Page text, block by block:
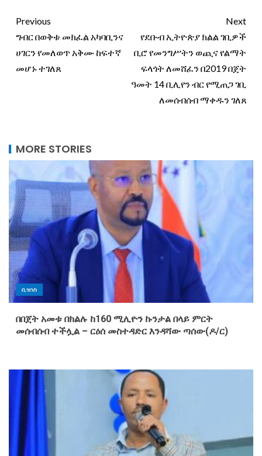
Previous
ግብር በወቅቱ መክፈል አካባቢንና
ሀገርን የመለወጥ አቅሙ ከፍተኛ
መሆኑ ተገለጸ
Next
የደቡብ ኢትዮጵያ ክልል ገቢዎች
ቢሮ የመንግሥትን ወጪና የልማት
ፍላጎት ለመሸፈን በ2019 በጀት
ዓመት 14 ቢሊየን ብር የሚጠጋ ገቢ
ለመሰብሰብ ማቀዱን ገለጸ
MORE STORIES
ቢዝነስ
በበጀት አመቱ በክልሉ ከ160 ሚሊዮን ኩንታል በላይ ምርት
መሰብሰብ ተችሏል – ርዕሰ መስተዳድር እንዳሻው ጣሰው(ዶ/ር)